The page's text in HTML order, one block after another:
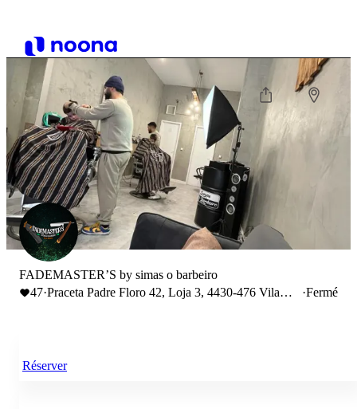
FADEMASTER’S by simas o barbeiro
47·Praceta Padre Floro 42, Loja 3, 4430-476 Vila
·Fermé
Réserver